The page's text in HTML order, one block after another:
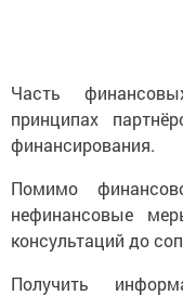
Часть
принципах
финансирования.
Помимо
нефинансовые
консультаций до
Получить